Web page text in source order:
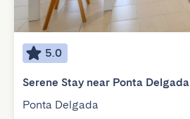
5.0
Serene Stay near Ponta Delgada
Ponta Delgada